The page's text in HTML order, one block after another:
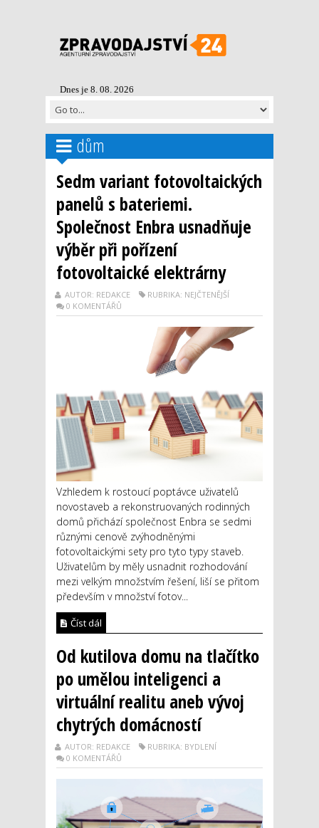
Dnes je 8. 08. 2026
dům
Sedm variant fotovoltaických
panelů s bateriemi.
Společnost Enbra usnadňuje
výběr při pořízení
fotovoltaické elektrárny
AUTOR: REDAKCE
RUBRIKA: NEJČTENĚJŠÍ
0 KOMENTÁŘŮ
Vzhledem k rostoucí poptávce uživatelů
novostaveb a rekonstruovaných rodinných
domů přichází společnost Enbra se sedmi
různými cenově zvýhodněnými
fotovoltaickými sety pro tyto typy staveb.
Uživatelům by měly usnadnit rozhodování
mezi velkým množstvím řešení, liší se přitom
především v množství fotov...
Číst dál
Od kutilova domu na tlačítko
po umělou inteligenci a
virtuální realitu aneb vývoj
chytrých domácností
AUTOR: REDAKCE
RUBRIKA: BYDLENÍ
0 KOMENTÁŘŮ